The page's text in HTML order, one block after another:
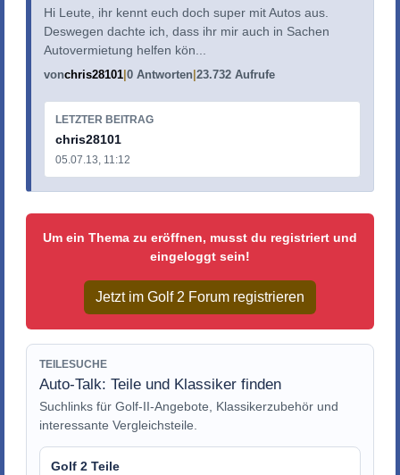
Hi Leute, ihr kennt euch doch super mit Autos aus.
Deswegen dachte ich, dass ihr mir auch in Sachen
Autovermietung helfen kön...
vonchris28101 0 Antworten 23.732 Aufrufe
LETZTER BEITRAG
chris28101
05.07.13, 11:12
Um ein Thema zu eröffnen, musst du registriert und
eingeloggt sein!
Jetzt im Golf 2 Forum registrieren
TEILESUCHE
Auto-Talk: Teile und Klassiker finden
Suchlinks für Golf-II-Angebote, Klassikerzubehör und
interessante Vergleichsteile.
Golf 2 Teile